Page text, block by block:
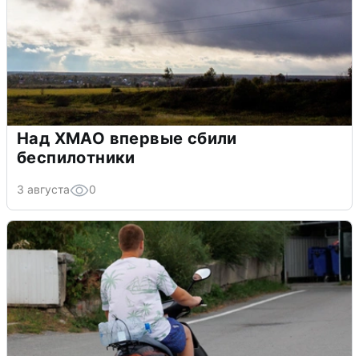
Над ХМАО впервые сбили
беспилотники
3 августа 0